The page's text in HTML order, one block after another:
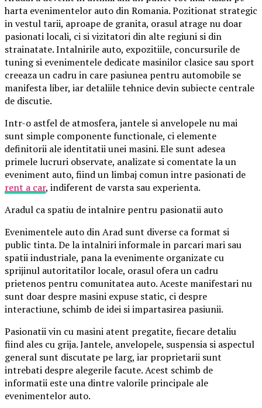
harta evenimentelor auto din Romania. Pozitionat strategic
in vestul tarii, aproape de granita, orasul atrage nu doar
pasionati locali, ci si vizitatori din alte regiuni si din
strainatate. Intalnirile auto, expozitiile, concursurile de
tuning si evenimentele dedicate masinilor clasice sau sport
creeaza un cadru in care pasiunea pentru automobile se
manifesta liber, iar detaliile tehnice devin subiecte centrale
de discutie.
Intr-o astfel de atmosfera, jantele si anvelopele nu mai
sunt simple componente functionale, ci elemente
definitorii ale identitatii unei masini. Ele sunt adesea
primele lucruri observate, analizate si comentate la un
eveniment auto, fiind un limbaj comun intre pasionati de
rent a car, indiferent de varsta sau experienta.
Aradul ca spatiu de intalnire pentru pasionatii auto
Evenimentele auto din Arad sunt diverse ca format si
public tinta. De la intalniri informale in parcari mari sau
spatii industriale, pana la evenimente organizate cu
sprijinul autoritatilor locale, orasul ofera un cadru
prietenos pentru comunitatea auto. Aceste manifestari nu
sunt doar despre masini expuse static, ci despre
interactiune, schimb de idei si impartasirea pasiunii.
Pasionatii vin cu masini atent pregatite, fiecare detaliu
fiind ales cu grija. Jantele, anvelopele, suspensia si aspectul
general sunt discutate pe larg, iar proprietarii sunt
intrebati despre alegerile facute. Acest schimb de
informatii este una dintre valorile principale ale
evenimentelor auto.